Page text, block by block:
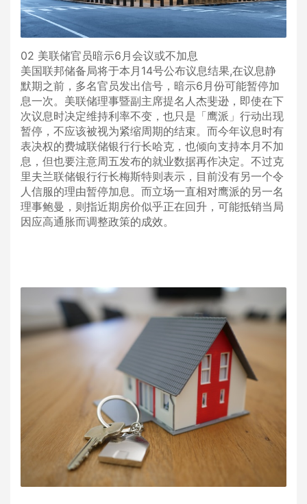
02 美联储官员暗示6月会议或不加息
美国联邦储备局将于本月14号公布议息结果,在议息静
默期之前，多名官员发出信号，暗示6月份可能暂停加
息一次。美联储理事暨副主席提名人杰斐逊，即使在下
次议息时决定维持利率不变，也只是「鹰派」行动出现
暂停，不应该被视为紧缩周期的结束。而今年议息时有
表决权的费城联储银行行长哈克，也倾向支持本月不加
息，但也要注意周五发布的就业数据再作决定。不过克
里夫兰联储银行行长梅斯特则表示，目前没有另一个令
人信服的理由暂停加息。而立场一直相对鹰派的另一名
理事鲍曼，则指近期房价似乎正在回升，可能抵销当局
因应高通胀而调整政策的成效。